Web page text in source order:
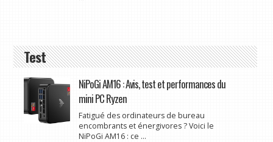
Test
NiPoGi AM16 : Avis, test et performances du
mini PC Ryzen
Fatigué des ordinateurs de bureau
encombrants et énergivores ? Voici le
NiPoGi AM16 : ce ...